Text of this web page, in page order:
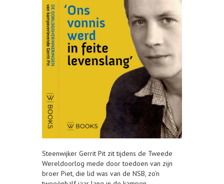
Steenwijker Gerrit Pit zit tijdens de Tweede
Wereldoorlog mede door toedoen van zijn
broer Piet, die lid was van de NSB, zo’n